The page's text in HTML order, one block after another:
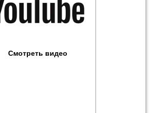
Смотреть видео